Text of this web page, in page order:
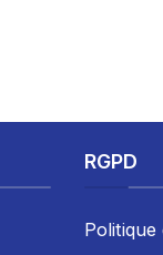
RGPD
Politique